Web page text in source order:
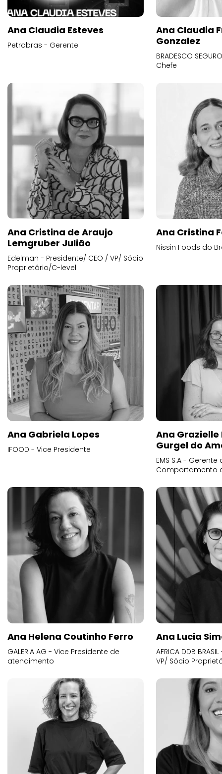
Ana Claudia Esteves
Petrobras - Gerente
Ana Claudia
Gonzalez
BRADESCO
Chefe
Ana Cristina de Araujo
Lemgruber Julião
Edelman - Presidente/ CEO / VP/ Sócio
Proprietário/C-level
Ana Cristina
Nissin Foods do
Ana Gabriela Lopes
IFOOD - Vice Presidente
Ana
Gurgel do
EMS S.A -
Comportamento
Ana Helena Coutinho Ferro
GALERIA AG - Vice Presidente de
atendimento
Ana Lucia
AFRICA DDB
VP/ Sócio